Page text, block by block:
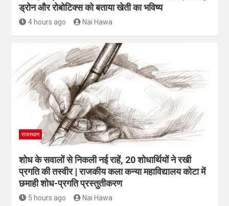
ड्रोन और रोबोटिक्स को बताया खेती का भविष्य
4 hours ago Nai Hawa
राजस्थान
शोध के सवालों से निकली नई राहें, 20 शोधार्थियों ने रखी
प्रगति की तस्वीर | राजकीय कला कन्या महाविद्यालय कोटा में
छमाही शोध-प्रगति प्रस्तुतीकरण
5 hours ago Nai Hawa